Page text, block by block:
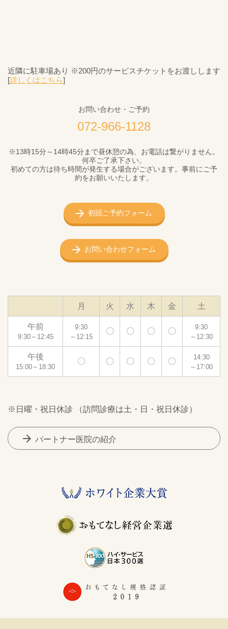
近隣に駐車場あり ※200円のサービスチケットをお渡しします
[詳しくはこちら]
お問い合わせ・ご予約
072-966-1128
※13時15分～14時45分まで昼休憩の為、お電話は繋がりません。
何卒ご了承下さい。
初めての方は待ち時間が発生する場合がございます。事前にご予
約をお願いいたします。
初回ご予約フォーム
お問い合わせフォーム
月 火 水 木 金 土
午前
9:30～12:45
9:30
～12:15
〇 〇 〇 〇
9:30
～12:30
午後
15:00～18:30
〇 〇 〇 〇 〇
14:30
～17:00
※日曜・祝日休診 （訪問診療は土・日・祝日休診）
arrow_forward パートナー医院の紹介